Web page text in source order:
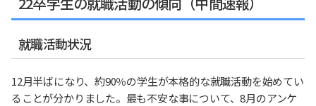
就職活動状況
12月半ばになり、約90％の学生が本格的な就職活動を始めてい
ることが分かりました。最も不安な事について、8月のアンケ